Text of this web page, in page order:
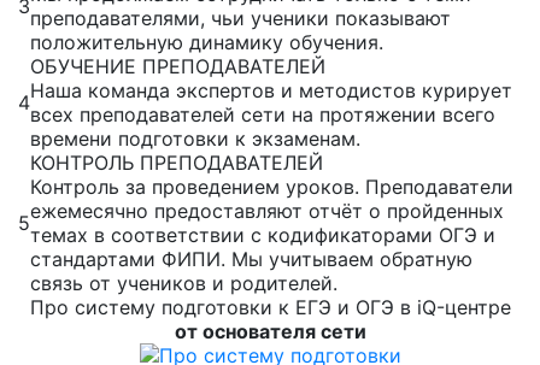
3преподавателями, чьи ученики показывают
положительную динамику обучения.
4
ОБУЧЕНИЕ ПРЕПОДАВАТЕЛЕЙ
Наша команда экспертов и методистов курирует
всех преподавателей сети на протяжении всего
времени подготовки к экзаменам.
5
КОНТРОЛЬ ПРЕПОДАВАТЕЛЕЙ
Контроль за проведением уроков. Преподаватели
ежемесячно предоставляют отчёт о пройденных
темах в соответствии с кодификаторами ОГЭ и
стандартами ФИПИ. Мы учитываем обратную
связь от учеников и родителей.
Про систему подготовки к ЕГЭ и ОГЭ в iQ-центре
от основателя сети